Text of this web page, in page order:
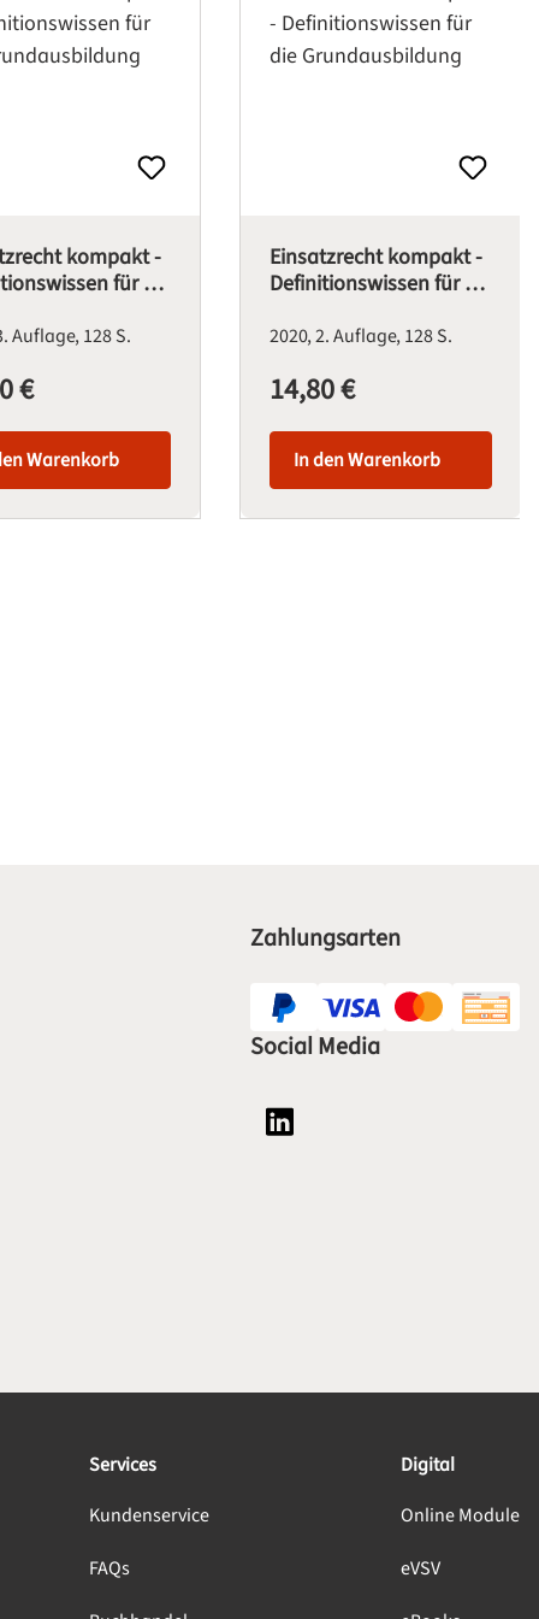
kompakt -
für die
Auflage128 S.
Preis:
€
Warenkorb
Einsatzrecht kompakt -
Definitionswissen für die
20202. Auflage128 S.
Regulärer Preis:
14,80 €
In den Warenkorb
Zahlungsarten
Social Media
Social Media Plattform LinkedIn
Services
Kundenservice
FAQs
Digital
Online Module
eVSV